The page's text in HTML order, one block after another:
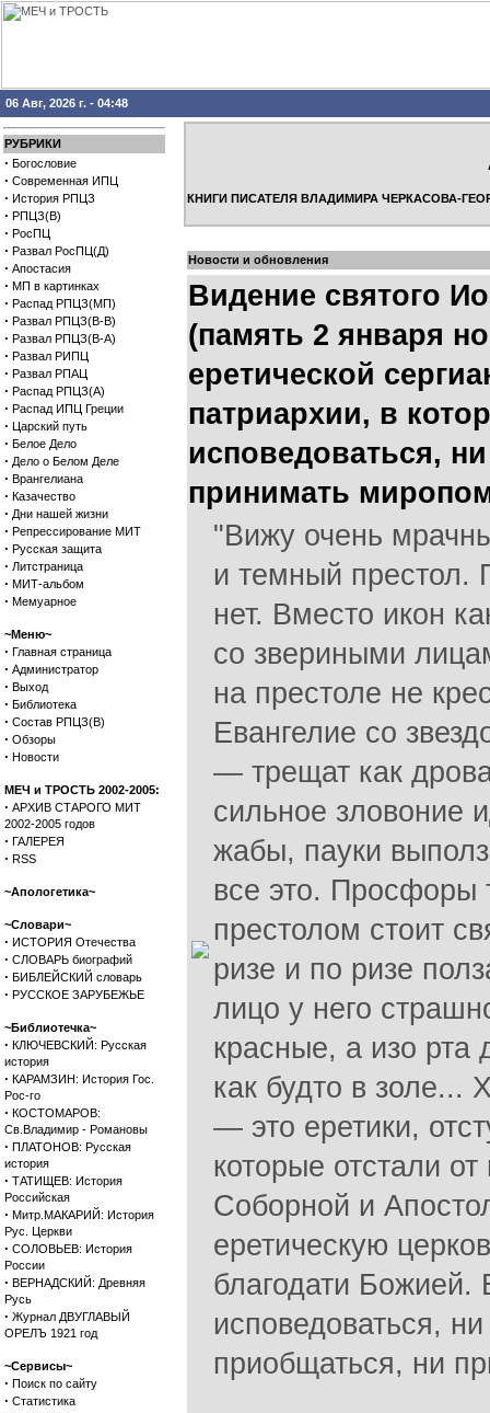
06 Авг, 2026 г. - 04:48
РУБРИКИ
· Богословие
· Современная ИПЦ
· История РПЦЗ
· РПЦЗ(В)
· РосПЦ
· Развал РосПЦ(Д)
· Апостасия
· МП в картинках
· Распад РПЦЗ(МП)
· Развал РПЦЗ(В-В)
· Развал РПЦЗ(В-А)
· Развал РИПЦ
· Развал РПАЦ
· Распад РПЦЗ(А)
· Распад ИПЦ Греции
· Царский путь
· Белое Дело
· Дело о Белом Деле
· Врангелиана
· Казачество
· Дни нашей жизни
· Репрессирование МИТ
· Русская защита
· Литстраница
· МИТ-альбом
· Мемуарное
~Меню~
· Главная страница
· Администратор
· Выход
· Библиотека
· Состав РПЦЗ(В)
· Обзоры
· Новости
МЕЧ и ТРОСТЬ 2002-2005:
· АРХИВ СТАРОГО МИТ
2002-2005 годов
· ГАЛЕРЕЯ
· RSS
~Апологетика~
~Словари~
· ИСТОРИЯ Отечества
· СЛОВАРЬ биографий
· БИБЛЕЙСКИЙ словарь
· РУССКОЕ ЗАРУБЕЖЬЕ
~Библиотечка~
· КЛЮЧЕВСКИЙ: Русская
история
· КАРАМЗИН: История Гос.
Рос-го
· КОСТОМАРОВ:
Св.Владимир - Романовы
· ПЛАТОНОВ: Русская
история
· ТАТИЩЕВ: История
Российская
· Митр.МАКАРИЙ: История
Рус. Церкви
· СОЛОВЬЕВ: История
России
· ВЕРНАДСКИЙ: Древняя
Русь
· Журнал ДВУГЛАВЫЙ
ОРЕЛЪ 1921 год
~Сервисы~
· Поиск по сайту
· Статистика
КНИГИ ПИСАТЕЛЯ ВЛАДИМИРА ЧЕРКАСОВА-
Новости и обновления
Видение святого
(память 2 января
еретической
патриархии, в
исповедоваться,
принимать
"Вижу очень
и темный престол.
нет. Вместо икон
со звериными
на престоле не
Евангелие со
— трещат как
сильное зловоние
жабы, пауки
все это. Просфоры
престолом стоит
ризе и по ризе
лицо у него
красные, а изо
как будто в
— это еретики,
которые отстали
Соборной и
еретическую
благодати Божией.
исповедоваться,
приобщаться, ни